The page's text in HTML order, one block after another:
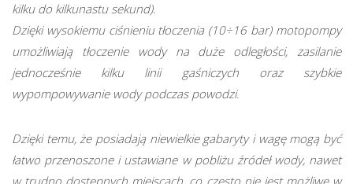
kilku do kilkunastu sekund).
Dzięki wysokiemu ciśnieniu tłoczenia (10÷16 bar) motopompy
umożliwiają tłoczenie wody na duże odległości, zasilanie
jednocześnie kilku linii gaśniczych oraz szybkie
wypompowywanie wody podczas powodzi.
Dzięki temu, że posiadają niewielkie gabaryty i wagę mogą być
łatwo przenoszone i ustawiane w pobliżu źródeł wody, nawet
w trudno dostępnych miejscach, co często nie jest możliwe w